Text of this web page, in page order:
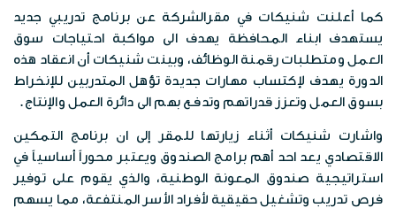
الشركاء الاستراتيجين
مبادرات الصندوق
قصص نجاح
اتصل بنا
موزانة صندوق المعونة الوطنية
تقارير مدقق الحسابات الختامية
البوم الصور
المكتبة المرئية
المواد الاعلامية
النشرات المعرفية
كما أعلنت شنيكات في مقرالشركة عن برنامج تدريبي جديد
يستهدف ابناء المحافظة يهدف الى مواكبة احتياجات سوق
العمل ومتطلبات رقمنة الوظائف، وبينت شنيكات أن انعقاد هذه
الدورة يهدف لإكتساب مهارات جديدة تؤهل المتدربين للإنخراط
بسوق العمل وتعزز قدراتهم وتدفـع بهم الى دائرة العمل والإنتاج.
واشارت شنيكات أثناء زيارتها للمقر إلى ان برنامج التمكين
الاقتصادي يعد احد أهم برامج الصندوق ويعتبر محوراً أساسياً في
استراتيجية صندوق المعونة الوطنية، والذي يقوم على توفير
فرص تدريب وتشغيل حقيقية لأفراد الأسر المنتفعة، مما يسهم